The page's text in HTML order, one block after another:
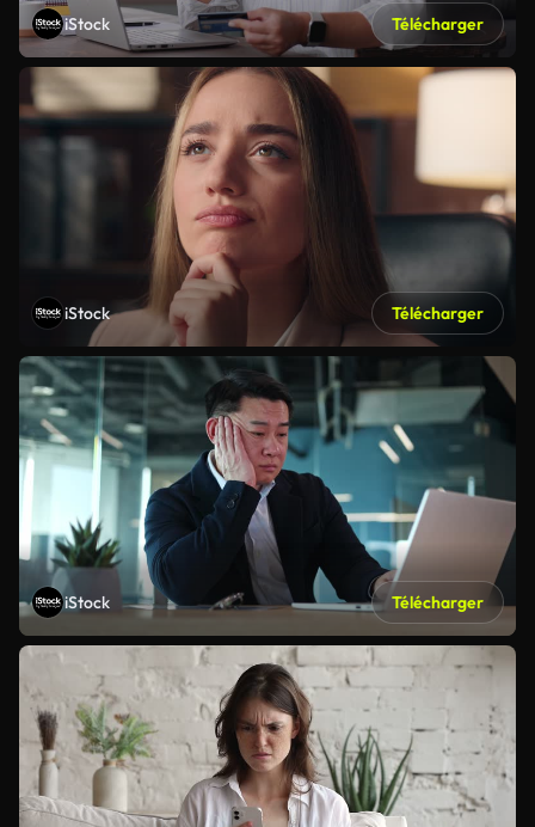
iStock Télécharger
iStock Télécharger
iStock Télécharger